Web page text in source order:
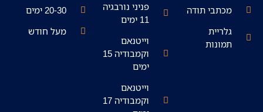
מכתבי תודה
גלריית
תמונות
פניני נורבגיה
11 ימים
וייטנאם
וקמבודיה 15
ימים
וייטנאם
וקמבודיה 17
20-30 ימים
מעל חודש